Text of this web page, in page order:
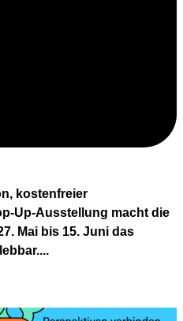
kostenfreier
Up-Ausstellung macht die
Mai bis 15. Juni das